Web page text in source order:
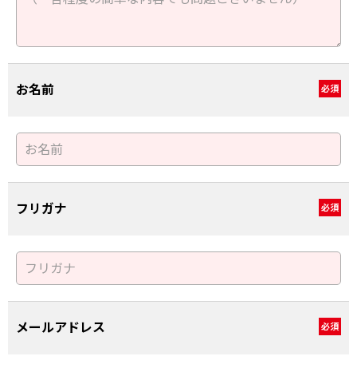
お名前 必須
フリガナ 必須
メールアドレス 必須